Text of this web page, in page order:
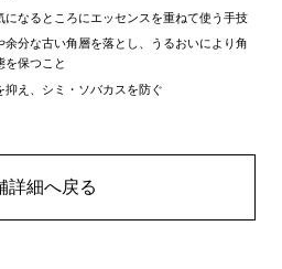
になるところにエッセンスを重ねて使う手技
分な古い角層を落とし、うるおいにより角
を保つこと
抑え、シミ・ソバカスを防ぐ
詳細へ戻る